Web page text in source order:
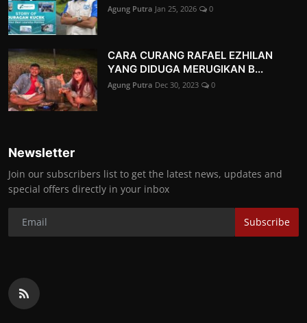
Agung Putra Jan 25, 2026 0
CARA CURANG RAFAEL EZHILAN
YANG DIDUGA MERUGIKAN B...
Agung Putra Dec 30, 2023 0
Newsletter
Join our subscribers list to get the latest news, updates and
special offers directly in your inbox
Subscribe